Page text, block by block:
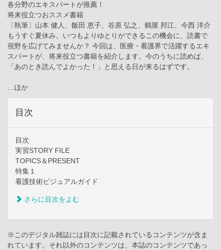
各分野のエキスパートが推薦！
将来役立つおススメ書籍
〔執筆〕山本 健人、飯田 恵子、谷原 弘之、鶴屋 邦江、今西 洋介
もうすぐ夏休み。いつもよりゆとりができるこの機会に、読書で
視野を広げてみませんか？ 今回は、医療・看護界で活躍するエキ
スパートが、将来役立つ書籍を紹介します。今のうちに読めば、
「あのとき読んでよかった！」と思える日が来るはずです。
…ほか
目次
目次
実習STORY FILE
TOPICS＆PRESENT
特集１
看護技術ビジュアルガイド
さらに目次をよむ
※このデジタル雑誌には目次に記載されているコンテンツが含ま
れています。それ以外のコンテンツは、本誌のコンテンツであっ